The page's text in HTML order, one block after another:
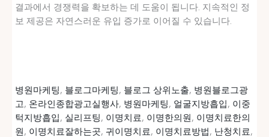
결과에서 경쟁력을 확보하는 데 도움이 됩니다. 지속적인 정
보 제공은 자연스러운 유입 증가로 이어질 수 있습니다.
병원마케팅, 블로그마케팅, 블로그 상위노출, 병원블로그광
고, 온라인종합광고실행사, 병원마케팅, 얼굴지방흡입, 이중
턱지방흡입, 실리프팅, 이명치료, 이명한의원, 이명치료한의
원, 이명치료잘하는곳, 귀이명치료, 이명치료방법, 난청치료,